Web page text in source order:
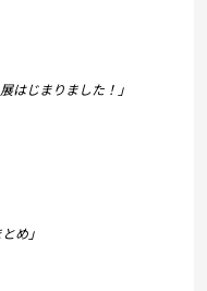
はじまりました！」
め」